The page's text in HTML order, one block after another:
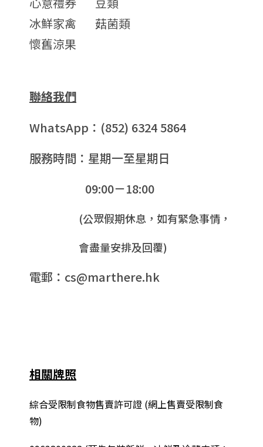
冰鮮家禽
菇菌類
懷舊涼果
聯絡我們
WhatsApp：(852) 6324 5864
服務時間：星期一至星期日
09:00－18:00
(公眾假期休息，如有緊急事情，
會盡量安排及回覆)
電郵：cs@marthere.hk
相關牌照
綜合受限制食物售賣許可證 (網上售賣受限制食
物)